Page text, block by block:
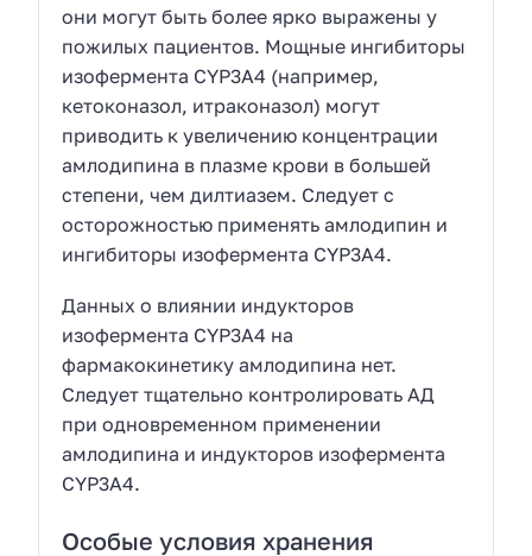
они могут быть более ярко выражены у
пожилых пациентов. Мощные ингибиторы
изофермента CYP3A4 (например,
кетоконазол, итраконазол) могут
приводить к увеличению концентрации
амлодипина в плазме крови в большей
степени, чем дилтиазем. Следует с
осторожностью применять амлодипин и
ингибиторы изофермента CYP3A4.
Данных о влиянии индукторов
изофермента CYP3A4 на
фармакокинетику амлодипина нет.
Следует тщательно контролировать АД
при одновременном применении
амлодипина и индукторов изофермента
CYP3A4.
Особые условия хранения